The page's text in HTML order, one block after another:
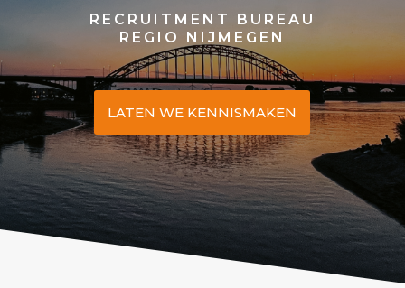
RECRUITMENT BUREAU
REGIO NIJMEGEN
LATEN WE KENNISMAKEN